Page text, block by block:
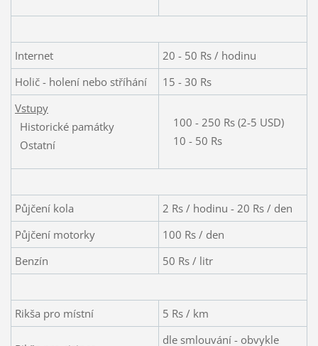
Internet
20 - 50 Rs / hodinu
Holič - holení nebo stříhání
15 - 30 Rs
Vstupy
Historické památky
Ostatní
100 - 250 Rs (2-5 USD)
10 - 50 Rs
Půjčení kola
2 Rs / hodinu - 20 Rs / den
Půjčení motorky
100 Rs / den
Benzín
50 Rs / litr
Rikša pro místní 5 Rs / km
dle smlouvání - obvykle